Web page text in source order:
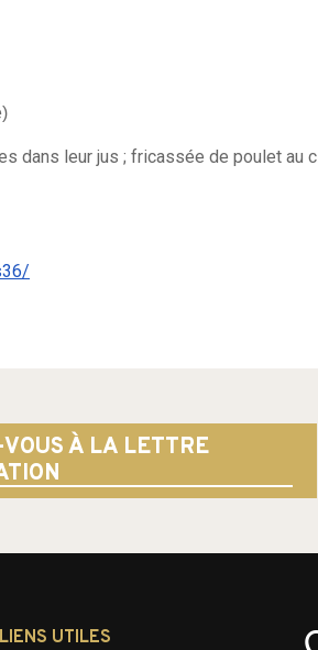
dans leur jus ; fricassée de poulet au
À LA LETTRE
LIENS UTILES